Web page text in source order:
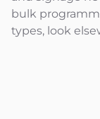
bulk
types, look